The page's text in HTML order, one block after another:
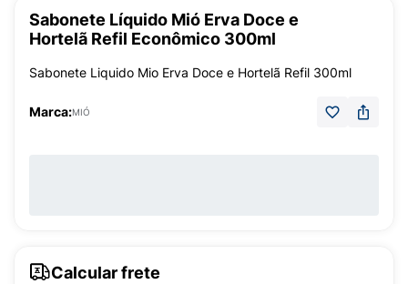
Sabonete Líquido Mió Erva Doce e
Hortelã Refil Econômico 300ml
Sabonete Liquido Mio Erva Doce e Hortelã Refil 300ml
Marca:MIÓ
Calcular frete